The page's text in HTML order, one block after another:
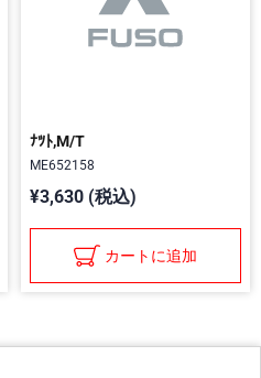
ﾅﾂﾄ,M/T
ME652158
¥3,630 (税込)
カートに追加